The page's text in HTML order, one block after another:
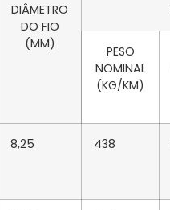
DIÂMETRO
DO FIO
(MM)
PESO
NOMINAL
(KG/KM)
8,25 438